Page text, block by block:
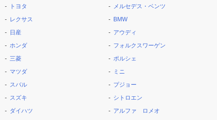
トヨタ
レクサス
日産
ホンダ
三菱
マツダ
スバル
スズキ
ダイハツ
メルセデス・ベンツ
BMW
アウディ
フォルクスワーゲン
ポルシェ
ミニ
プジョー
シトロエン
アルファ ロメオ